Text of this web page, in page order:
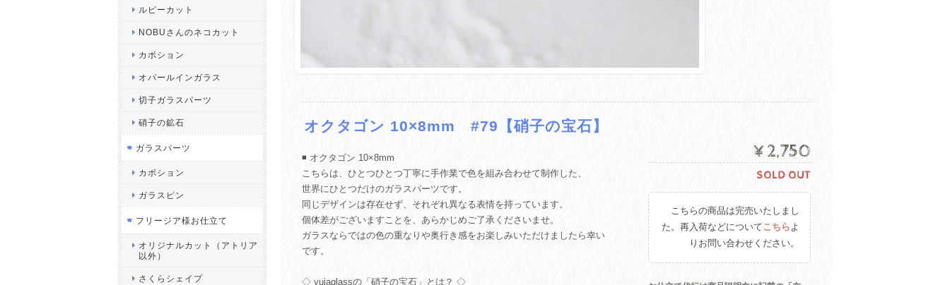
オクタゴン 10×8mm #79【硝子の宝石】
◾️ オクタゴン 10×8mm
こちらは、ひとつひとつ丁寧に手作業で色を組み合わせて制作した、
世界にひとつだけのガラスパーツです。
同じデザインは存在せず、それぞれ異なる表情を持っています。
個体差がございますことを、あらかじめご了承くださいませ。
ガラスならではの色の重なりや奥行き感をお楽しみいただけましたら幸い
です。
◇ yuiaglassの「硝子の宝石」とは？ ◇
¥2,750
SOLD OUT
こちらの商品は完売いたしまし
た。再入荷などについてこちらよ
りお問い合わせください。
ルピーカット
NOBUさんのネコカット
カボション
オパールインガラス
切子ガラスパーツ
硝子の鉱石
ガラスパーツ
カボション
ガラスピン
フリージア様お仕立て
オリジナルカット（アトリア
以外）
さくらシェイプ